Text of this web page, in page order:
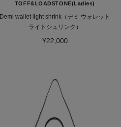
TOFF&LOADSTONE(Ladies)
Demi wallet light shrink（デミ ウォレット
ライトシュリンク）
¥22,000